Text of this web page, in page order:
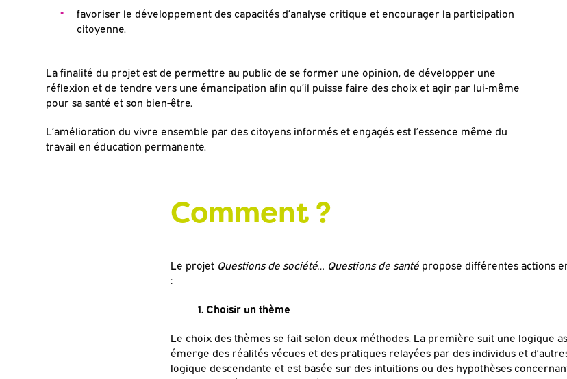
favoriser le développement des capacités d’analyse critique et encourager la participation
citoyenne.
La finalité du projet est de permettre au public de se former une opinion, de développer une
réflexion et de tendre vers une émancipation afin qu’il puisse faire des choix et agir par lui-même
pour sa santé et son bien-être.
L’amélioration du vivre ensemble par des citoyens informés et engagés est l’essence même du
travail en éducation permanente.
Comment ?
Le projet Questions de société… Questions de santé propose différentes actions
:
1. Choisir un thème
Le choix des thèmes se fait selon deux méthodes. La première suit une logique
émerge des réalités vécues et des pratiques relayées par des individus et
logique descendante et est basée sur des intuitions ou des hypothèses